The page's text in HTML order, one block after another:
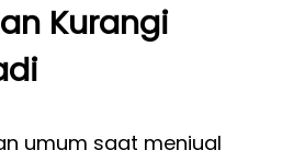
Kurangi
umum saat menjual